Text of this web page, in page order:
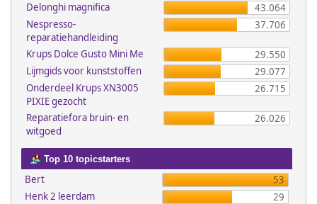
Delonghi magnifica
43.064
Nespresso-
reparatiehandleiding
37.706
Krups Dolce Gusto Mini Me
29.550
Lijmgids voor kunststoffen
29.077
Onderdeel Krups XN3005
PIXIE gezocht
26.715
Reparatiefora bruin- en
witgoed
26.026
Top 10 topicstarters
Bert
53
Henk 2 leerdam
29